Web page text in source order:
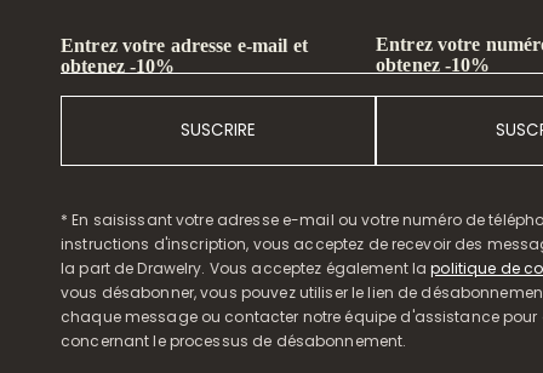
Entrez votre adresse e-mail et
obtenez -10%
SUSCRIRE
Entrez votre
obtenez -10%
* En saisissant votre adresse e-mail ou votre numéro de
instructions d'inscription, vous acceptez de recevoir des
la part de Drawelry. Vous acceptez également lapolitique de
vous désabonner, vous pouvez utiliser le lien de
chaque message ou contacter notre équipe d'assistance pour
concernant le processus de désabonnement.